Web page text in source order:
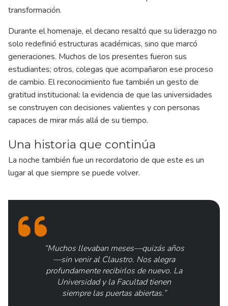
transformación.
Durante el homenaje, el decano resaltó que su liderazgo no
solo redefinió estructuras académicas, sino que marcó
generaciones. Muchos de los presentes fueron sus
estudiantes; otros, colegas que acompañaron ese proceso
de cambio. El reconocimiento fue también un gesto de
gratitud institucional: la evidencia de que las universidades
se construyen con decisiones valientes y con personas
capaces de mirar más allá de su tiempo.
Una historia que continúa
La noche también fue un recordatorio de que este es un
lugar al que siempre se puede volver.
“Muchos llevaban meses—quizás años
—sin venir al Claustro. Nos alegra
profundamente recibirlos de nuevo. La
Universidad y la Facultad tienen
siempre las puertas abiertas.”